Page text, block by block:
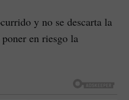
y no se descarta la
en riesgo la